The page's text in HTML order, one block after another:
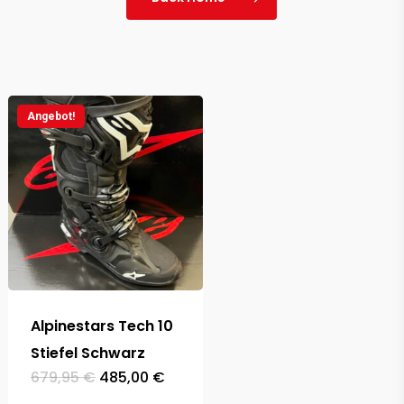
Angebot!
Alpinestars Tech 10
Stiefel Schwarz
679,95€ Ursprünglicher
Preis
485,00 €Aktueller